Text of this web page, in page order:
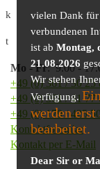
k
t
Mo -Fr: 9.00 -
+49 (0) 361 / 30 25
+49 (0) 361 / 41 77
+49 (0) 179 / 425
Kontaktformular
Kontakt per E-Mail
vielen Dank für
verbundenen
ist ab Montag,
21.08.2026
Wir stehen
Verfügung.
werden erst
bearbeitet.
Dear Sir or